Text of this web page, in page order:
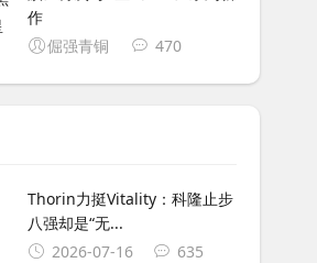
作
倔强青铜
470
Thorin力挺Vitality：科隆止步
八强却是“无...
2026-07-16
635